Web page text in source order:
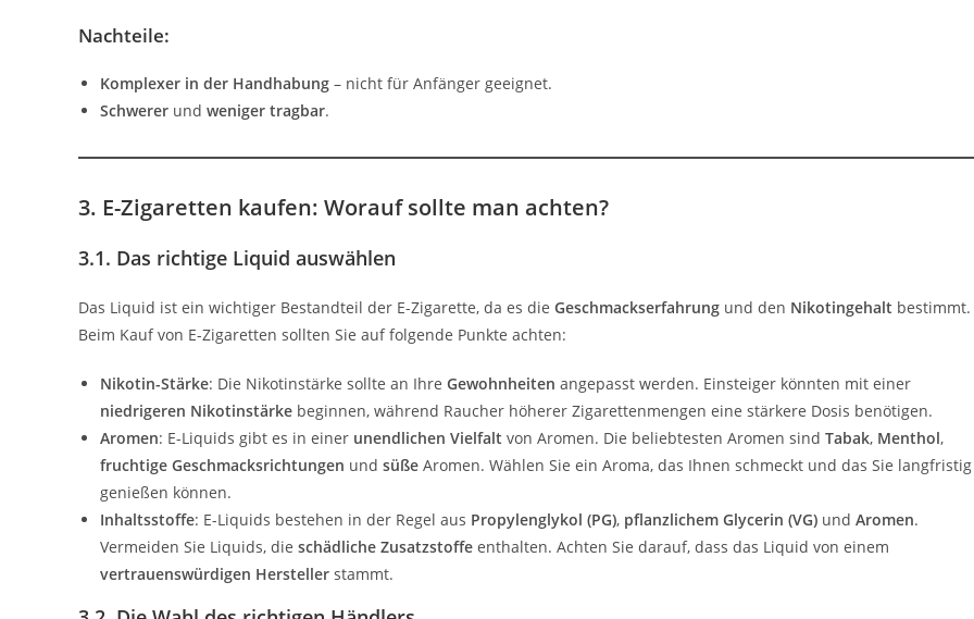
Nachteile:
Komplexer in der Handhabung – nicht für Anfänger geeignet.
Schwerer und weniger tragbar.
3. E-Zigaretten kaufen: Worauf sollte man achten?
3.1. Das richtige Liquid auswählen
Das Liquid ist ein wichtiger Bestandteil der E-Zigarette, da es die Geschmackserfahrung und den Nikotingehalt bestimmt.
Beim Kauf von E-Zigaretten sollten Sie auf folgende Punkte achten:
Nikotin-Stärke: Die Nikotinstärke sollte an Ihre Gewohnheiten angepasst werden. Einsteiger könnten mit einer
niedrigeren Nikotinstärke beginnen, während Raucher höherer Zigarettenmengen eine stärkere Dosis benötigen.
Aromen: E-Liquids gibt es in einer unendlichen Vielfalt von Aromen. Die beliebtesten Aromen sind Tabak, Menthol,
fruchtige Geschmacksrichtungen und süße Aromen. Wählen Sie ein Aroma, das Ihnen schmeckt und das Sie langfristig
genießen können.
Inhaltsstoffe: E-Liquids bestehen in der Regel aus Propylenglykol (PG), pflanzlichem Glycerin (VG) und Aromen.
Vermeiden Sie Liquids, die schädliche Zusatzstoffe enthalten. Achten Sie darauf, dass das Liquid von einem
vertrauenswürdigen Hersteller stammt.